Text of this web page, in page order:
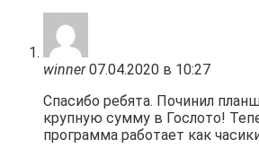
winner 07.04.2020 в 10:27
Спасибо ребята. Починил
крупную сумму в Гослото!
программа работает как